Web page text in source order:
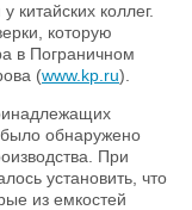
коллег.
которую
в Пограничном
(www.kp.ru).
обнаружено
При
установить, что
из емкостей